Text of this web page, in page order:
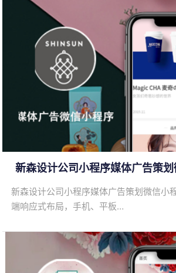
新森设计公司小程序媒体广告策
新森设计公司小程序媒体广告策划微信小
端响应式布局，手机、平板…